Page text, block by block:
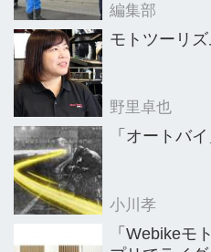
編集部
モトツーリ
野里卓也
「オートバ
小川孝
「Webikeモ